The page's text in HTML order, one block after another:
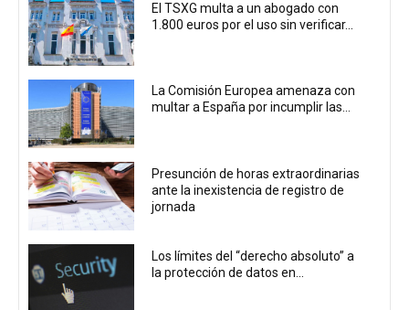
El TSXG multa a un abogado con
1.800 euros por el uso sin verificar...
La Comisión Europea amenaza con
multar a España por incumplir las...
Presunción de horas extraordinarias
ante la inexistencia de registro de
jornada
Los límites del “derecho absoluto” a
la protección de datos en...